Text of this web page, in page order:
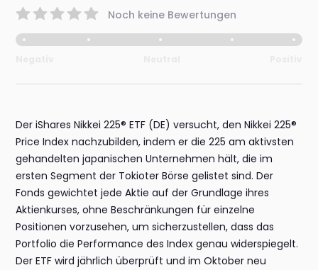
Noch keine Bewertungen
Der iShares Nikkei 225® ETF (DE) versucht, den Nikkei 225®
Price Index nachzubilden, indem er die 225 am aktivsten
gehandelten japanischen Unternehmen hält, die im
ersten Segment der Tokioter Börse gelistet sind. Der
Fonds gewichtet jede Aktie auf der Grundlage ihres
Aktienkurses, ohne Beschränkungen für einzelne
Positionen vorzusehen, um sicherzustellen, dass das
Portfolio die Performance des Index genau widerspiegelt.
Der ETF wird jährlich überprüft und im Oktober neu